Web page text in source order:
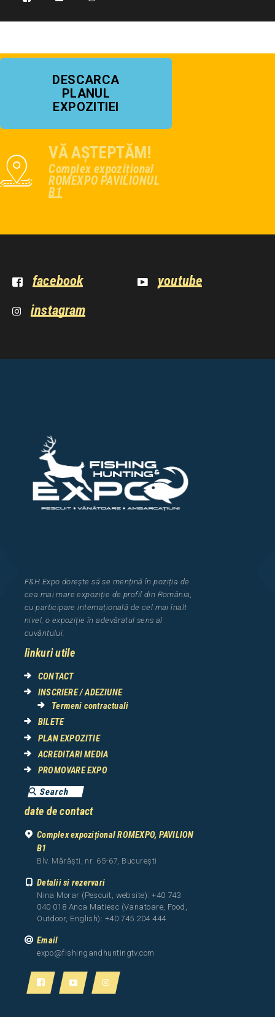
DESCARCA
PLANUL
EXPOZITIEI
VĂ AȘTEPTĂM!
Complex expozițional
ROMEXPO PAVILIONUL
B1
facebook
youtube
instagram
F&H Expo dorește să se mențină în poziția de
cea mai mare expoziție de profil din România,
cu participare internațională de cel maiînalt
nivel, o expoziție în adevăratul sens al
cuvântului.
linkuri utile
CONTACT
INSCRIERE / ADEZIUNE
Termeni contractuali
BILETE
PLAN EXPOZITIE
ACREDITARI MEDIA
PROMOVARE EXPO
date de contact
Complex expozițional ROMEXPO, PAVILION
B1
Blv. Mărăști, nr. 65-67, București
Detalii si rezervari
Nina Morar (Pescuit, website): +40 743
040 018 Anca Matiesc (Vanatoare, Food,
Outdoor, English): +40 745 204 444
Email
expo@fishingandhuntingtv.com